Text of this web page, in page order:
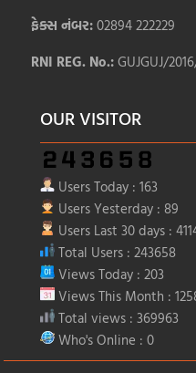
ફેક્સ નંબર:02894 222229
RNI REG. No.:GUJGUJ/
OUR VISITOR
Users Today : 163
Users Yesterday : 89
Users Last 30 days :
Total Users : 243658
Views Today : 203
Views This Month :
Total views : 369963
Who's Online : 0